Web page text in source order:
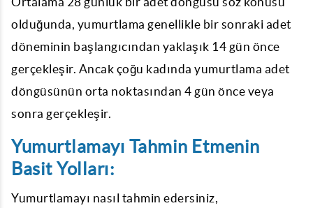
olduğunda, yumurtlama genellikle bir sonraki adet
döneminin başlangıcından yaklaşık 14 gün önce
gerçekleşir. Ancak çoğu kadında yumurtlama adet
döngüsünün orta noktasından 4 gün önce veya
sonra gerçekleşir.
Yumurtlamayı Tahmin Etmenin
Basit Yolları:
Yumurtlamayı nasıl tahmin edersiniz,